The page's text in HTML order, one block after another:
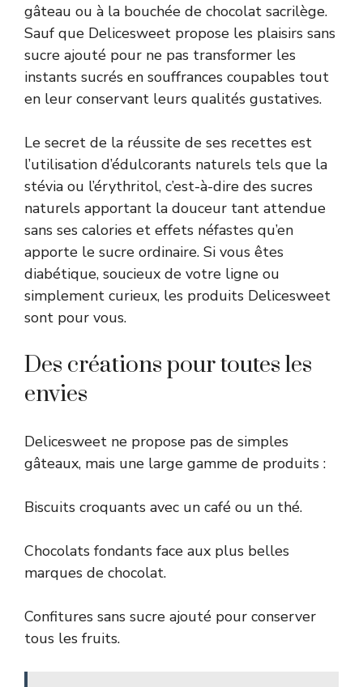
gâteau ou à la bouchée de chocolat sacrilège.
Sauf que Delicesweet propose les plaisirs sans
sucre ajouté pour ne pas transformer les
instants sucrés en souffrances coupables tout
en leur conservant leurs qualités gustatives.
Le secret de la réussite de ses recettes est
l’utilisation d’édulcorants naturels tels que la
stévia ou l’érythritol, c’est-à-dire des sucres
naturels apportant la douceur tant attendue
sans ses calories et effets néfastes qu’en
apporte le sucre ordinaire. Si vous êtes
diabétique, soucieux de votre ligne ou
simplement curieux, les produits Delicesweet
sont pour vous.
Des créations pour toutes les
envies
Delicesweet ne propose pas de simples
gâteaux, mais une large gamme de produits :
Biscuits croquants avec un café ou un thé.
Chocolats fondants face aux plus belles
marques de chocolat.
Confitures sans sucre ajouté pour conserver
tous les fruits.